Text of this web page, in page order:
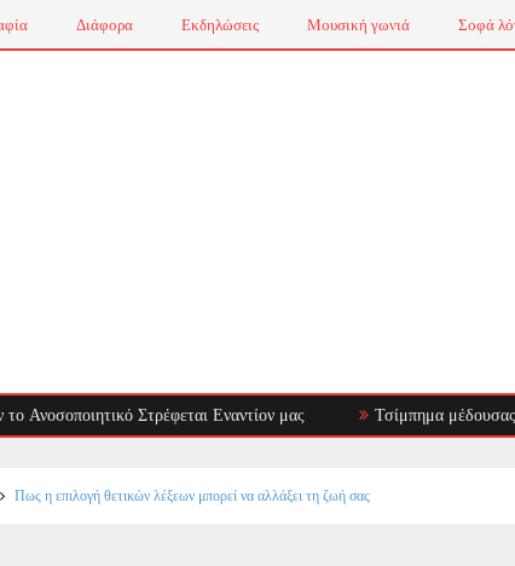
Διάφορα Εκδηλώσεις Μουσική γωνιά Σοφά
Στρέφεται Εναντίον μας Τσίμπημα μέδουσας:
Πως η επιλογή θετικών λέξεων μπορεί να αλλάξει τη ζωή σας